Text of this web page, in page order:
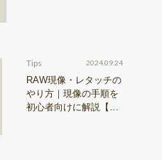
Tips 2024.09.24
RAW現像・レタッチの
やり方｜現像の手順を
初心者向けに解説【Sn